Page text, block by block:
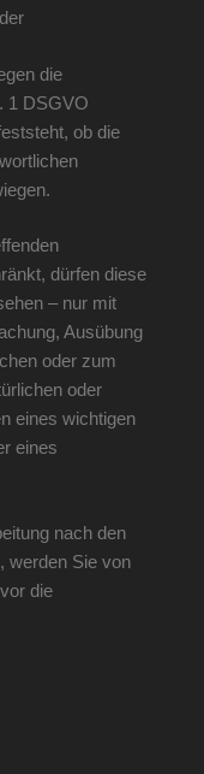
die
1 DSGVO
ob die
dürfen diese
– nur mit
Ausübung
oder zum
oder
eines wichtigen
eines
nach den
werden Sie von
die